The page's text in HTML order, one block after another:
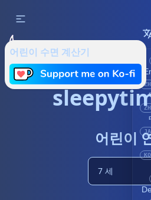
어린이 수면 계산기
ZH
KO
어린이